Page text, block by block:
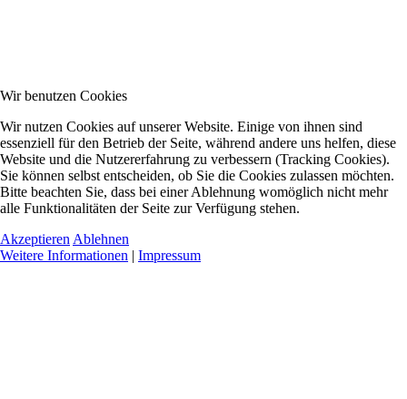
Wir benutzen Cookies
Wir nutzen Cookies auf unserer Website. Einige von ihnen sind
essenziell für den Betrieb der Seite, während andere uns helfen, diese
Website und die Nutzererfahrung zu verbessern (Tracking Cookies).
Sie können selbst entscheiden, ob Sie die Cookies zulassen möchten.
Bitte beachten Sie, dass bei einer Ablehnung womöglich nicht mehr
alle Funktionalitäten der Seite zur Verfügung stehen.
Akzeptieren Ablehnen
Weitere Informationen | Impressum